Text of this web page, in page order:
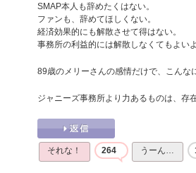
SMAP本人も辞めたくはない。
ファンも、辞めてほしくない。
経済効果的にも解散させて得はない。
事務所の利益的には解散しなくてもよいよ
89歳のメリーさんの感情だけで、こんな
ジャニーズ事務所より力あるものは、存
それな！ 264 うーん…